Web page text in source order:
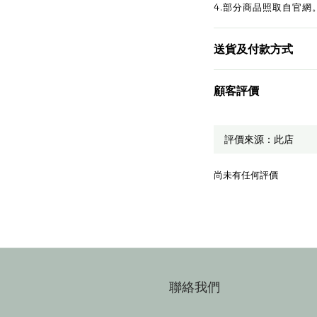
4.部分商品照取自官網
送貨及付款方式
顧客評價
尚未有任何評價
聯絡我們